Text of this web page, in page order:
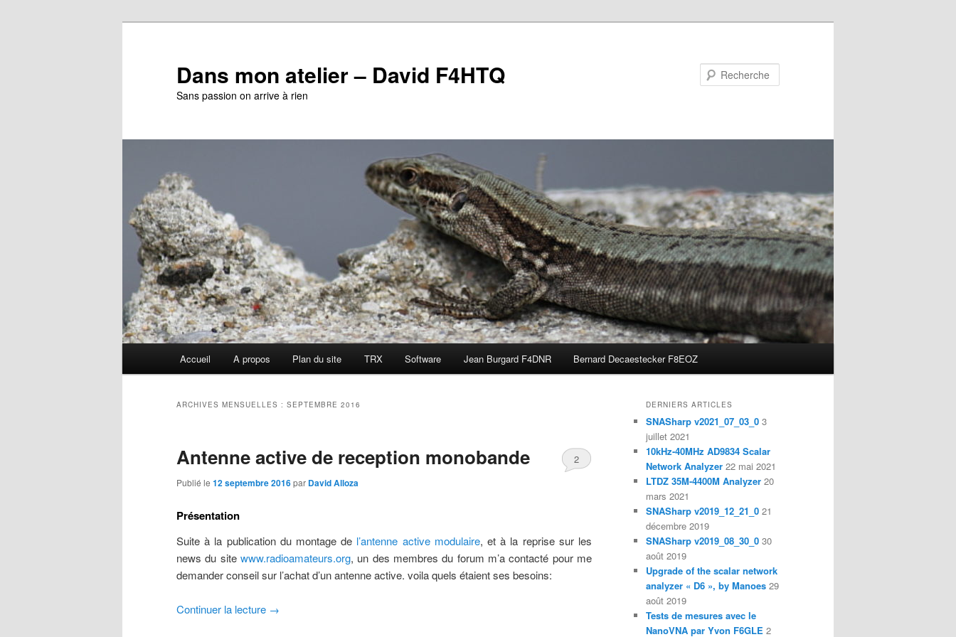
Dans mon atelier – David F4HTQ
Sans passion on arrive à rien
Accueil A propos Plan du site TRX Software Jean Burgard F4DNR Bernard Decaestecker F8EOZ
ARCHIVES MENSUELLES : SEPTEMBRE 2016
Antenne active de reception monobande
Publié le 12 septembre 2016par David Alloza
2
Présentation
Suite à la publication du montage de l’antenne active modulaire, et à la reprise sur les
news du site www.radioamateurs.org, un des membres du forum m’a contacté pour me
demander conseil sur l’achat d’un antenne active. voila quels étaient ses besoins:
Continuer la lecture →
DERNIERS ARTICLES
SNASharp v2021_07_03_0 3
juillet 2021
10kHz-40MHz AD9834 Scalar
Network Analyzer 22 mai 2021
LTDZ 35M-4400M Analyzer 20
mars 2021
SNASharp v2019_12_21_0 21
décembre 2019
SNASharp v2019_08_30_0 30
août 2019
Upgrade of the scalar network
analyzer « D6 », by Manoes 29
août 2019
Tests de mesures avec le
NanoVNA par Yvon F6GLE 2